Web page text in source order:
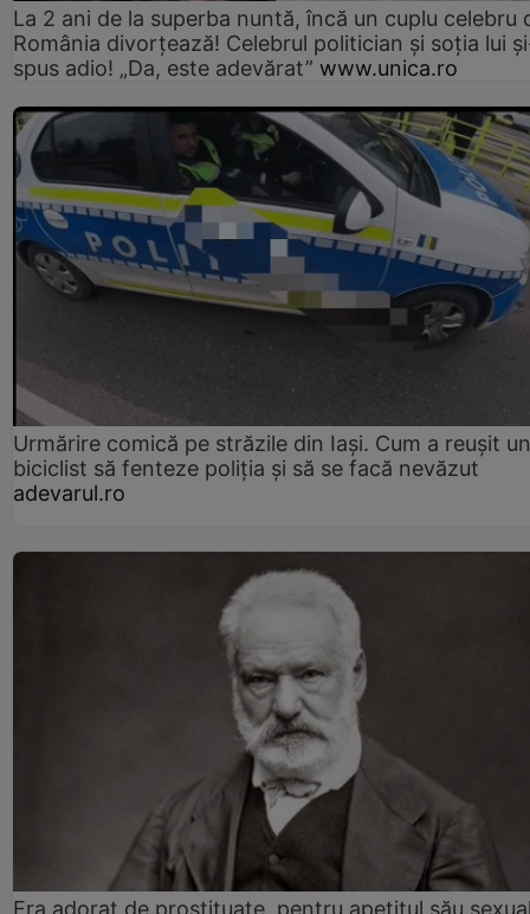
La 2 ani de la superba nuntă, încă un cuplu celebru
România divorțează! Celebrul politician și soția lui
spus adio! „Da, este adevărat” www.unica.ro
Urmărire comică pe străzile din Iași. Cum a reușit un
biciclist să fenteze poliția și să se facă nevăzut
adevarul.ro
Era adorat de prostituate, pentru apetitul său